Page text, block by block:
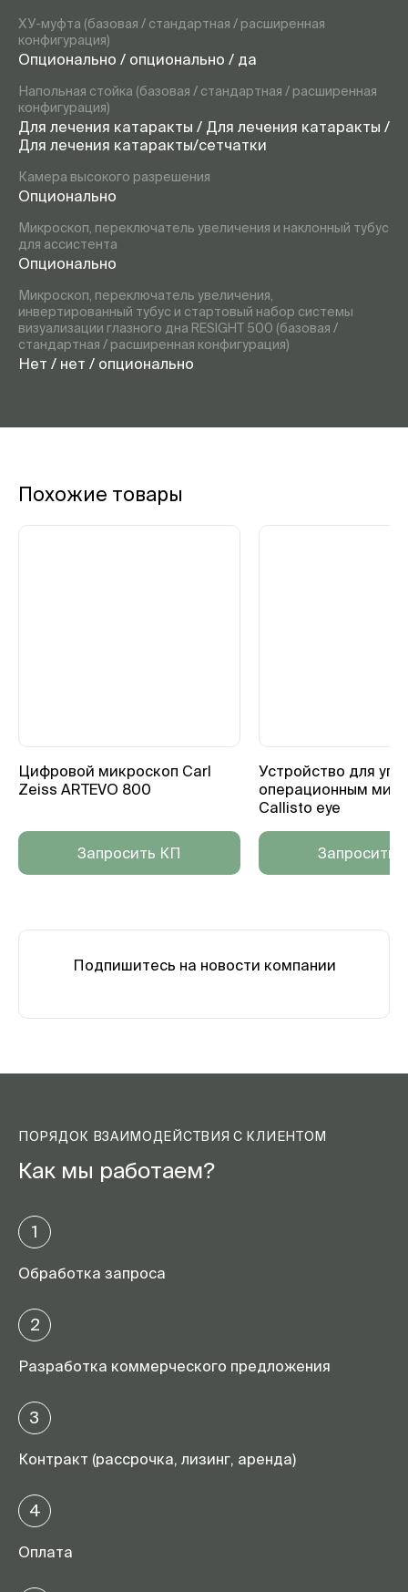
ХУ-муфта (базовая / стандартная / расширенная
конфигурация)
Опционально / опционально / да
Напольная стойка (базовая / стандартная / расширенная
конфигурация)
Для лечения катаракты / Для лечения катаракты /
Для лечения катаракты/сетчатки
Камера высокого разрешения
Опционально
Микроскоп, переключатель увеличения и наклонный тубус
для ассистента
Опционально
Микроскоп, переключатель увеличения,
инвертированный тубус и стартовый набор системы
визуализации глазного дна RESIGHT 500 (базовая /
стандартная / расширенная конфигурация)
Нет / нет / опционально
Похожие товары
Цифровой микроскоп Carl
Zeiss ARTEVO 800
Запросить КП
Устройство для
операционным
Callisto eye
Запросить
Подпишитесь на новости компании
ПОРЯДОК ВЗАИМОДЕЙСТВИЯ С КЛИЕНТОМ
Как мы работаем?
1
Обработка запроса
2
Разработка коммерческого предложения
3
Контракт (рассрочка, лизинг, аренда)
4
Оплата